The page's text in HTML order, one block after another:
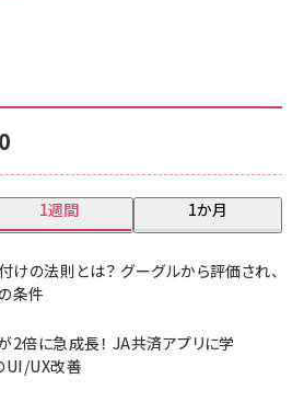
1週間 1か月
けの法則とは？ グーグルから評価され、
条件
2倍に急成長！ JA共済アプリに学
UI/UX改善